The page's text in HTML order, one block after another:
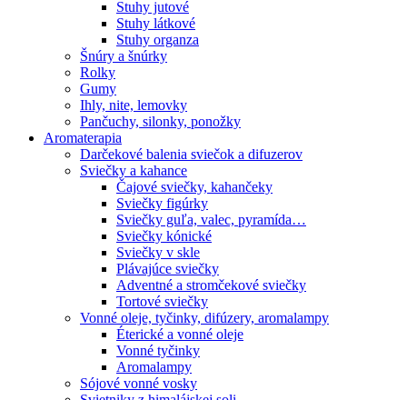
Stuhy jutové
Stuhy látkové
Stuhy organza
Šnúry a šnúrky
Rolky
Gumy
Ihly, nite, lemovky
Pančuchy, silonky, ponožky
Aromaterapia
Darčekové balenia sviečok a difuzerov
Sviečky a kahance
Čajové sviečky, kahančeky
Sviečky figúrky
Sviečky guľa, valec, pyramída…
Sviečky kónické
Sviečky v skle
Plávajúce sviečky
Adventné a stromčekové sviečky
Tortové sviečky
Vonné oleje, tyčinky, difúzery, aromalampy
Éterické a vonné oleje
Vonné tyčinky
Aromalampy
Sójové vonné vosky